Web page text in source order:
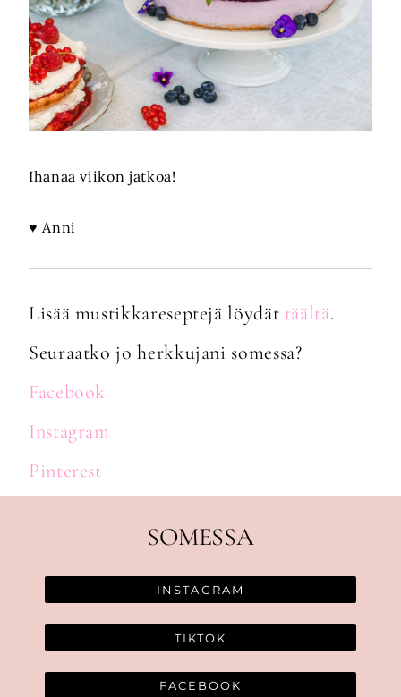
Ihanaa viikon jatkoa!
♥ Anni
Lisää mustikkareseptejä löydät täältä.
Seuraatko jo herkkujani somessa?
Facebook
Instagram
Pinterest
SOMESSA
INSTAGRAM
TIKTOK
FACEBOOK